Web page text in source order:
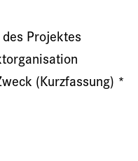
des Projektes
(Kurzfassung) *